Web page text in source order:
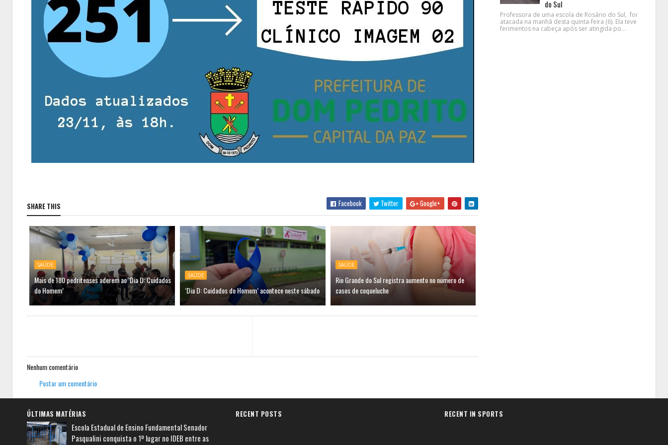
SHARE THIS Facebook Twitter Google+
SAÚDE
Mais de 180 pedritenses aderem ao ‘Dia D: Cuidados
do Homem’
SAÚDE
‘Dia D: Cuidados do Homem’ acontece neste sábado
SAÚDE
Rio Grande do Sul registra aumento no número de
casos de coqueluche
Nenhum comentário
Postar um comentário
do Sul
Professora de uma escola de Rosário do Sul, foi
atacada na manhã desta quinta-feira (6). Ela teve
ferimentos na cabeça após ser atingida po...
ÚLTIMAS MATÉRIAS
Escola Estadual de Ensino Fundamental Senador
Pasqualini conquista o 1º lugar no IDEB entre as
RECENT POSTS RECENT IN SPORTS